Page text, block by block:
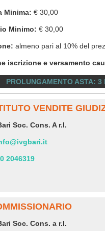
Minima: € 30,00
Minimo: € 30,00
almeno pari al 10% del
iscrizione e versamento
PROLUNGAMENTO ASTA: 3
VENDITE
Soc. Cons. A r.l.
2046319
Soc. Cons. a r.l.